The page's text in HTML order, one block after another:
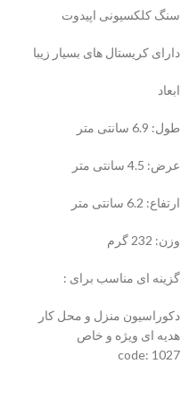
سنگ کلکسیونی اپیدوت
دارای کریستال های بسیار زیبا
ابعاد
طول: 6.9 سانتی متر
عرض: 4.5 سانتی متر
ارتفاع: 6.2 سانتی متر
وزن: 232 گرم
گزینه ای مناسب برای :
دکوراسیون منزل و محل کار
هدیه ای ویژه و خاص
code: 1027